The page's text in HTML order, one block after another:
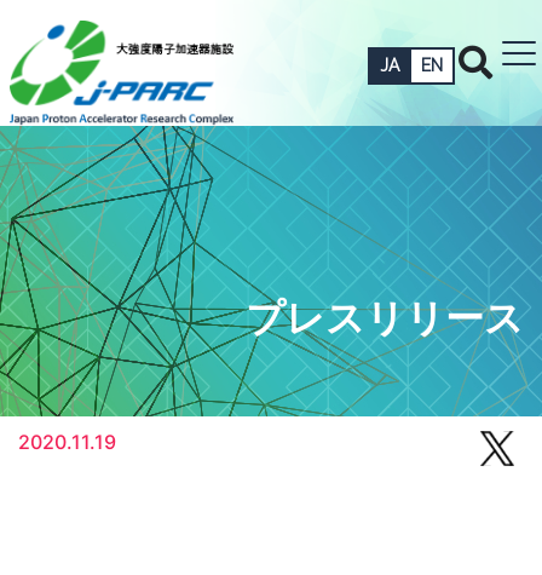
JA EN
プレスリリース
2020.11.19